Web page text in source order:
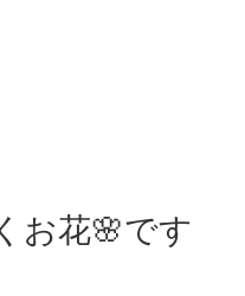
お花🌸です